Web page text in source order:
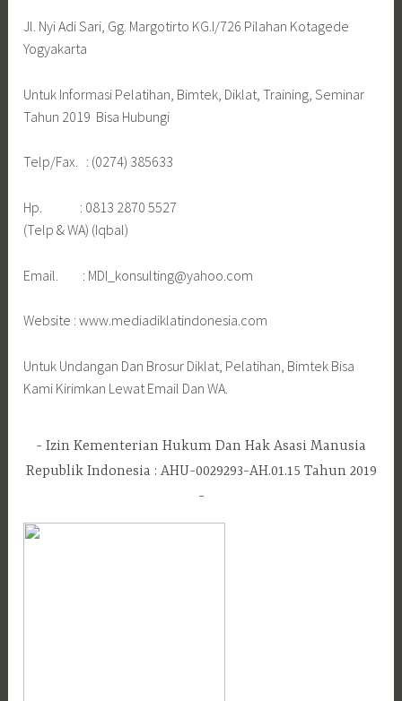
Jl. Nyi Adi Sari, Gg. Margotirto KG.I/726 Pilahan Kotagede
Yogyakarta
Untuk Informasi Pelatihan, Bimtek, Diklat, Training, Seminar
Tahun 2019 Bisa Hubungi
Telp/Fax. : (0274) 385633
Hp. : 0813 2870 5527
(Telp & WA) (Iqbal)
Email. : MDI_konsulting@yahoo.com
Website : www.mediadiklatindonesia.com
Untuk Undangan Dan Brosur Diklat, Pelatihan, Bimtek Bisa
Kami Kirimkan Lewat Email Dan WA.
Izin Kementerian Hukum Dan Hak Asasi Manusia
Republik Indonesia : AHU-0029293-AH.01.15 Tahun 2019